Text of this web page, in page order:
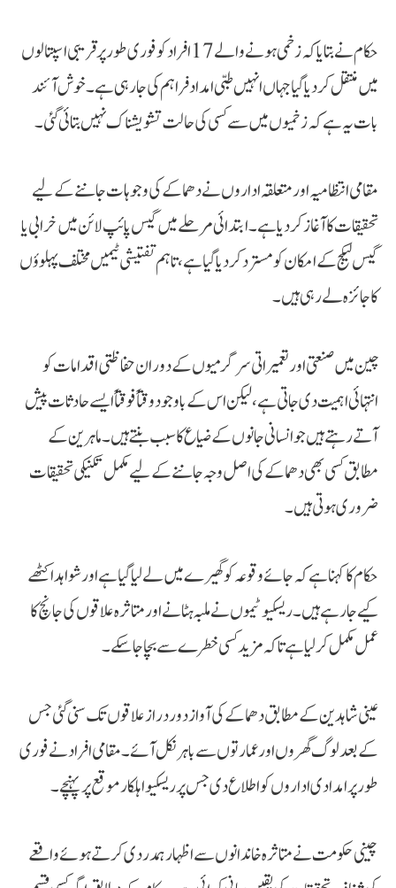
حکام نے بتایا کہ زخمی ہونے والے 17 افراد کو فوری طور پر قریبی اسپتالوں
میں منتقل کر دیا گیا جہاں انہیں طبی امداد فراہم کی جا رہی ہے۔ خوش آئند
بات یہ ہے کہ زخمیوں میں سے کسی کی حالت تشویشناک نہیں بتائی گئی۔
مقامی انتظامیہ اور متعلقہ اداروں نے دھماکے کی وجوہات جاننے کے لیے
تحقیقات کا آغاز کر دیا ہے۔ ابتدائی مرحلے میں گیس پائپ لائن میں خرابی یا
گیس لیکج کے امکان کو مسترد کر دیا گیا ہے، تاہم تفتیشی ٹیمیں مختلف پہلوؤں
کا جائزہ لے رہی ہیں۔
چین میں صنعتی اور تعمیراتی سرگرمیوں کے دوران حفاظتی اقدامات کو
انتہائی اہمیت دی جاتی ہے، لیکن اس کے باوجود وقتاً فوقتاً ایسے حادثات پیش
آتے رہتے ہیں جو انسانی جانوں کے ضیاع کا سبب بنتے ہیں۔ ماہرین کے
مطابق کسی بھی دھماکے کی اصل وجہ جاننے کے لیے مکمل تکنیکی تحقیقات
ضروری ہوتی ہیں۔
حکام کا کہنا ہے کہ جائے وقوعہ کو گھیرے میں لے لیا گیا ہے اور شواہد اکٹھے
کیے جا رہے ہیں۔ ریسکیو ٹیموں نے ملبہ ہٹانے اور متاثرہ علاقوں کی جانچ کا
عمل مکمل کر لیا ہے تاکہ مزید کسی خطرے سے بچا جا سکے۔
عینی شاہدین کے مطابق دھماکے کی آواز دور دراز علاقوں تک سنی گئی جس
کے بعد لوگ گھروں اور عمارتوں سے باہر نکل آئے۔ مقامی افراد نے فوری
طور پر امدادی اداروں کو اطلاع دی جس پر ریسکیو اہلکار موقع پر پہنچے۔
چینی حکومت نے متاثرہ خاندانوں سے اظہار ہمدردی کرتے ہوئے واقعے